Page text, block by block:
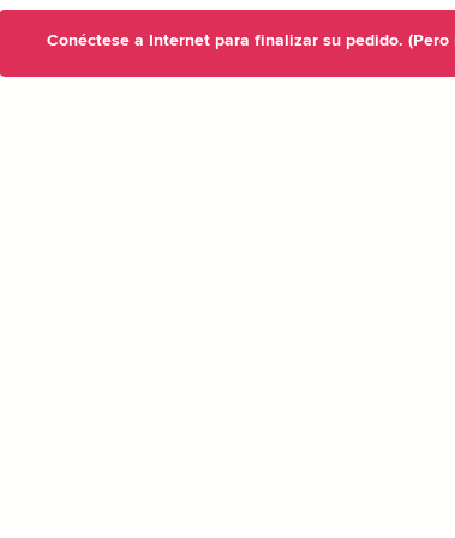
Conéctese a Internet para finalizar su pedido.